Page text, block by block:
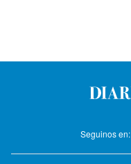
Seguinos en: